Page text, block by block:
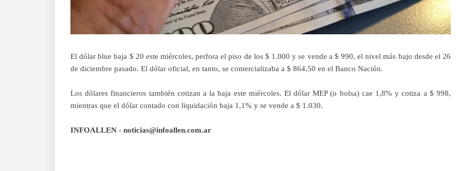
El dólar blue baja $ 20 este miércoles, perfora el piso de los $ 1.000 y se vende a $ 990, el nivel más bajo desde el 26
de diciembre pasado. El dólar oficial, en tanto, se comercializaba a $ 864,50 en el Banco Nación.
Los dólares financieros también cotizan a la baja este miércoles. El dólar MEP (o bolsa) cae 1,8% y cotiza a $ 998,
mientras que el dólar contado con liquidación baja 1,1% y se vende a $ 1.030.
INFOALLEN - noticias@infoallen.com.ar